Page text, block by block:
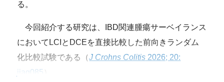
る。
今回紹介する研究は、IBD関連腫瘍サーベイランス
においてLCIとDCEを直接比較した前向きランダム
化比較試験である（J Crohns Colitis 2026; 20:
jjag085